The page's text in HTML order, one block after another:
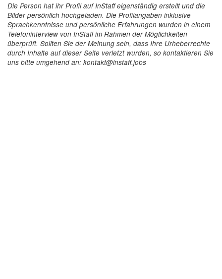
Die Person hat ihr Profil auf InStaff eigenständig erstellt und die
Bilder persönlich hochgeladen. Die Profilangaben inklusive
Sprachkenntnisse und persönliche Erfahrungen wurden in einem
Telefoninterview von InStaff im Rahmen der Möglichkeiten
überprüft. Sollten Sie der Meinung sein, dass Ihre Urheberrechte
durch Inhalte auf dieser Seite verletzt wurden, so kontaktieren Sie
uns bitte umgehend an: kontakt@instaff.jobs